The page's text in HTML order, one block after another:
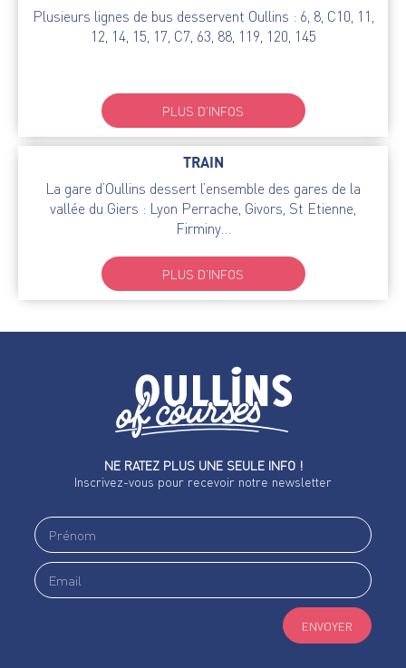
Plusieurs lignes de bus desservent Oullins : 6, 8, C10, 11,
12, 14, 15, 17, C7, 63, 88, 119, 120, 145
PLUS D’INFOS
TRAIN
La gare d’Oullins dessert l’ensemble des gares de la
vallée du Giers : Lyon Perrache, Givors, St Etienne,
Firminy…
PLUS D’INFOS
NE RATEZ PLUS UNE SEULE INFO !
Inscrivez-vous pour recevoir notre newsletter
ENVOYER